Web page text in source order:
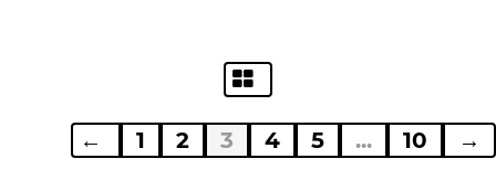
← 1 2 3 4 5 ... 10 →